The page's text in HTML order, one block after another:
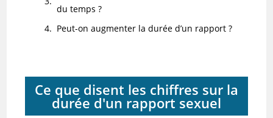
du temps ?
Peut-on augmenter la durée d’un rapport ?
Ce que disent les chiffres sur la
durée d'un rapport sexuel